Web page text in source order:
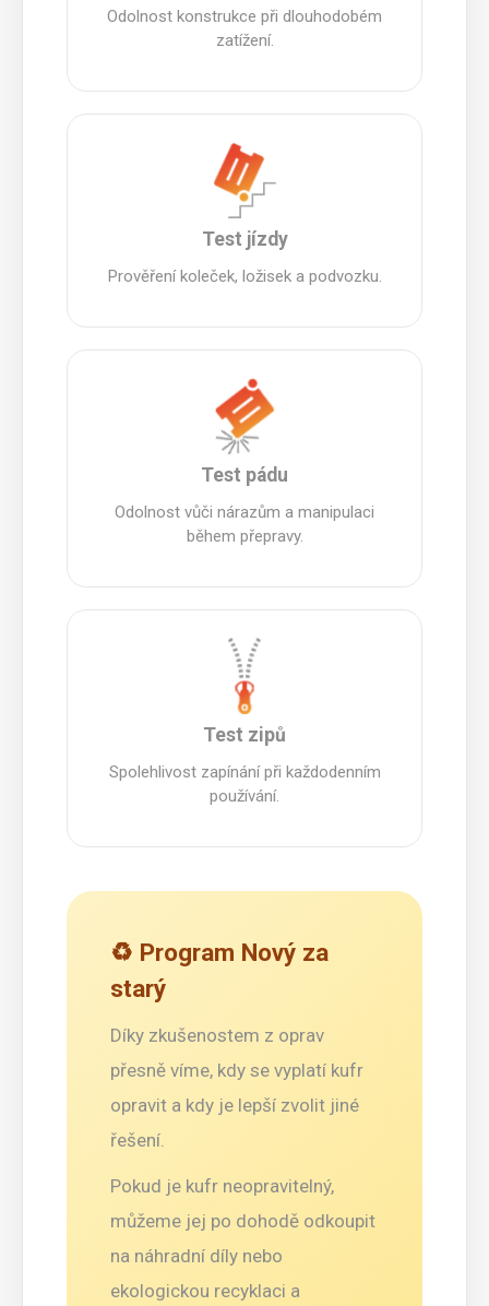
Odolnost konstrukce při dlouhodobém
zatížení.
Test jízdy
Prověření koleček, ložisek a podvozku.
Test pádu
Odolnost vůči nárazům a manipulaci
během přepravy.
Test zipů
Spolehlivost zapínání při každodenním
používání.
♻️ Program Nový za
starý
Díky zkušenostem z oprav
přesně víme, kdy se vyplatí kufr
opravit a kdy je lepší zvolit jiné
řešení.
Pokud je kufr neopravitelný,
můžeme jej po dohodě odkoupit
na náhradní díly nebo
ekologickou recyklaci a